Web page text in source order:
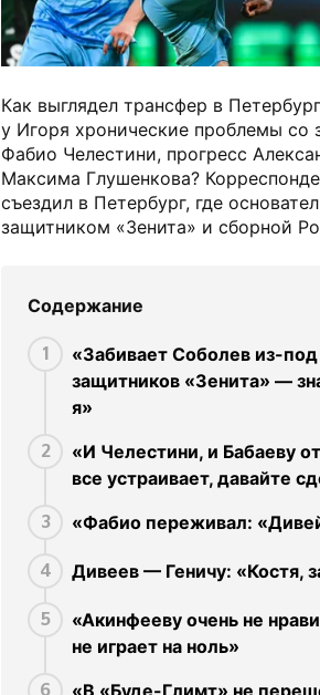
Как выглядел трансфер в
у Игоря хронические проблемы
Фабио Челестини, прогресс
Максима Глушенкова?
съездил в Петербург, где
защитником «Зенита» и сборной
Содержание
1
«Забивает Соболев из-под
защитников «Зенита» —
я»
2
«И Челестини, и Бабаеву
все устраивает, давайте
3 «Фабио переживал:
4 Дивеев — Геничу: «Костя,
5
«Акинфееву очень не
не играет на ноль»
6
«В «Буде-Глимт» не